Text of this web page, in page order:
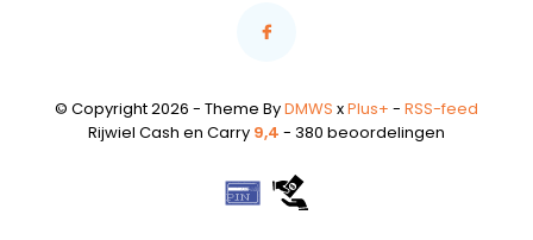
© Copyright 2026 - Theme ByDMWS xPlus+ - RSS-feed
Rijwiel Cash en Carry 9,4 - 380 beoordelingen